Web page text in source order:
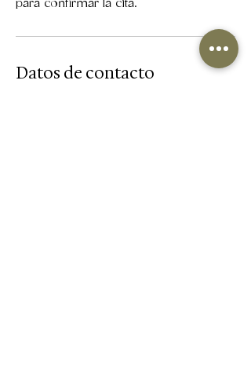
para confirmar la cita.
Datos de contacto